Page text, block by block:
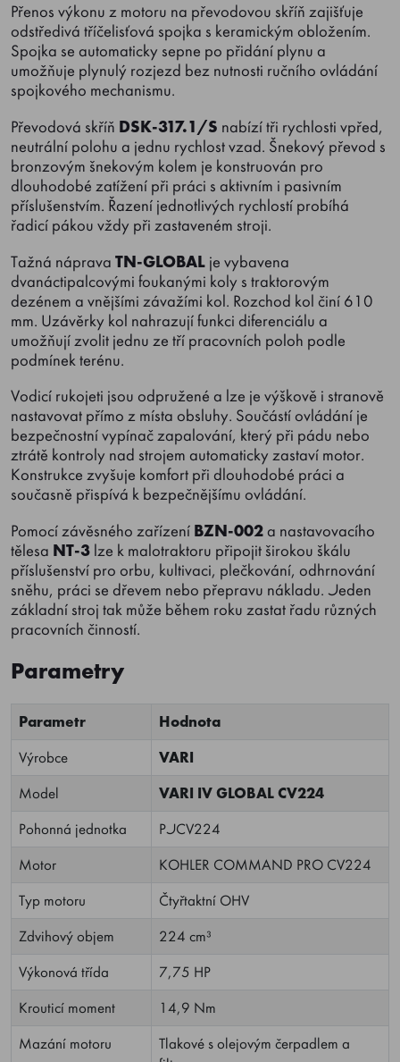
Přenos výkonu z motoru na převodovou skříň zajišťuje
odstředivá tříčelisťová spojka s keramickým obložením.
Spojka se automaticky sepne po přidání plynu a
umožňuje plynulý rozjezd bez nutnosti ručního ovládání
spojkového mechanismu.
Převodová skříň DSK-317.1/S nabízí tři rychlosti vpřed,
neutrální polohu a jednu rychlost vzad. Šnekový převod s
bronzovým šnekovým kolem je konstruován pro
dlouhodobé zatížení při práci s aktivním i pasivním
příslušenstvím. Řazení jednotlivých rychlostí probíhá
řadicí pákou vždy při zastaveném stroji.
Tažná náprava TN-GLOBAL je vybavena
dvanáctipalcovými foukanými koly s traktorovým
dezénem a vnějšími závažími kol. Rozchod kol činí 610
mm. Uzávěrky kol nahrazují funkci diferenciálu a
umožňují zvolit jednu ze tří pracovních poloh podle
podmínek terénu.
Vodicí rukojeti jsou odpružené a lze je výškově i stranově
nastavovat přímo z místa obsluhy. Součástí ovládání je
bezpečnostní vypínač zapalování, který při pádu nebo
ztrátě kontroly nad strojem automaticky zastaví motor.
Konstrukce zvyšuje komfort při dlouhodobé práci a
současně přispívá k bezpečnějšímu ovládání.
Pomocí závěsného zařízení BZN-002a nastavovacího
tělesa NT-3 lze k malotraktoru připojit širokou škálu
příslušenství pro orbu, kultivaci, plečkování, odhrnování
sněhu, práci se dřevem nebo přepravu nákladu. Jeden
základní stroj tak může během roku zastat řadu různých
pracovních činností.
Parametry
Parametr
Hodnota
Výrobce
VARI
Model
VARI IV GLOBAL CV224
Pohonná jednotka
PJCV224
Motor
KOHLER COMMAND PRO CV224
Typ motoru
Čtyřtaktní OHV
Zdvihový objem
224 cm³
Výkonová třída
7,75 HP
Krouticí moment
14,9 Nm
Mazání motoru
Tlakové s olejovým čerpadlem a